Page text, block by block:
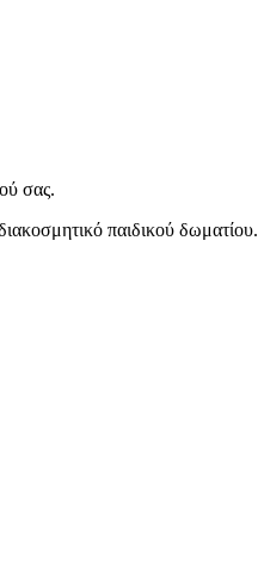
σας.
παιδικού δωματίου.